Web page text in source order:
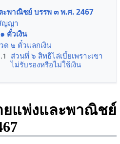
พาณิชย์ บรรพ ๓ พ.ศ. 2467
ญญา
ตั๋วเงิน
ด ๒ ตั๋วแลกเงิน
ส่วนที่ ๖ สิทธิไล่เบี้ยเพราะเขา
ไม่รับรองหรือไม่ใช้เงิน
ยแพ่งและพาณิชย์